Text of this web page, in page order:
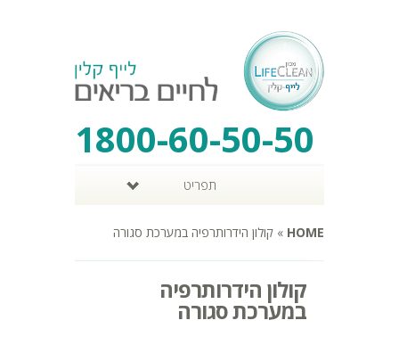
1800-60-50-50
תפריט
HOME
» קולון הידרותרפיה במערכת סגורה
קולון הידרותרפיה
במערכת סגורה